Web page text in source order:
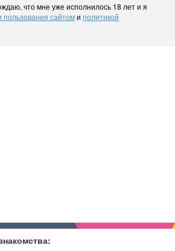
что мне уже исполнилось 18 лет и я
пользования сайтоми политикой